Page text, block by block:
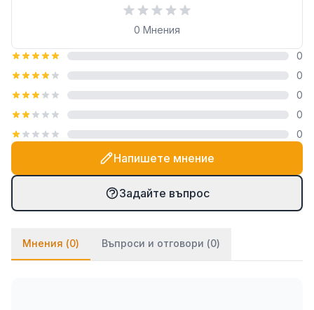
Моделът ARBA LED предлага следните прецизни
технически данни:
Мощност (ватове):8 W
Цветна температура:4000 K (неутрална
светлина)
Лумени (lm):600 lm
230 V
Степен на защита:IP44
24 месеца
Предимства и експлоатационни
Осветителното тяло е проектирано за
0 Мнения
0
0
0
0
0
Напишете мнение
Задайте въпрос
Мнения (0) Въпроси и отговори (0)